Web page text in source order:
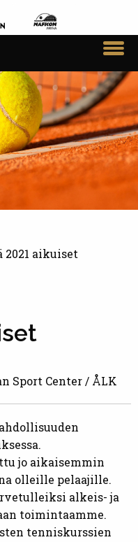
2021 aikuiset
Sport Center / ÅLK
jo aikaisemmin
olleille pelaajille.
alkeis- ja
toimintaamme.
tenniskurssien